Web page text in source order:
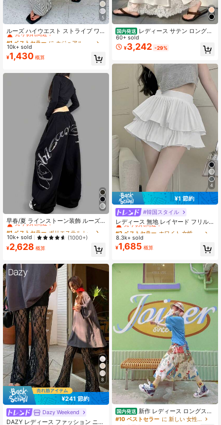
5
ルーズ ハイウエスト ストライプ ワ
イドレッグパンツ、ドローストリン
グ ウエスト、多用途 (ストライプパ
ターンランダム) 春、エフォートレス
スタイル
#1 ベストセラー
に カジュアル カジュアルパンツ
売り切れ間近！
#1 ベストセラー
売り切れ間近！
#1 ベストセラー
売り切れ間近！
#1 ベストセラー
10k+ sold
¥1,430 概算
早春/夏 ラインストーン装飾 ルーズ
フィット リラックス ジャズダンス
ワイドレッグ カジュアルパンツ レデ
ィース、レトロアメリカンスタイル
ブラック、Y2Kエステティック
#1 ベストセラー
売り切れ間近！
#1 ベストセラー
売り切れ間近！
#1 ベストセラー
売り切れ間近！
#1 ベストセラー
10k+ sold (1000+)
¥2,628 概算
8
¥241 節約
Dazy Weekend
DAZY レディース ファッション ニッ
#2 ベストセラー
売り切れ間近！
国内発送 レディース サテン ロングス
カート レース 切り替え サイドスリ
ット ハイウエスト Aライン マーメイ
ドスカート 着痩せ 体型カバー きれ
ばれ とろみ素材 光沢感 大人可愛い
シワになりにくい アセテート風 シル
ク風 落ち感 脚長効果 華奢見え 細見
え フェミニン オフィス 通勤 冠婚葬
祭 結婚式 二次会 パーティー セレモ
ニー デート フォーマル カジュアル
シンプル 無地 黒 ブラック マキシ丈
春 夏 秋 冬 通年 高見え 抜け感 エレ
ガント 骨格ウェーブ 骨格ストレート
まつげレース 裾レース
60+ sold
¥3,242 -29%
4
¥1 節約
#韓国スタイル
レディース 無地 レイヤード フリル
付きスコート カジュアル ホワイト
夏用
#2 ベストセラー
売り切れ間近！
#2 ベストセラー
売り切れ間近！
#2 ベストセラー
売り切れ間近！
#2 ベストセラー
8.3k+ sold
¥1,685 概算
国内発送 新作 レディース ロングスカ
ート Aライン ハイウエスト ゴムウエ
#10 ベストセラー に 新しい 女性のスカート